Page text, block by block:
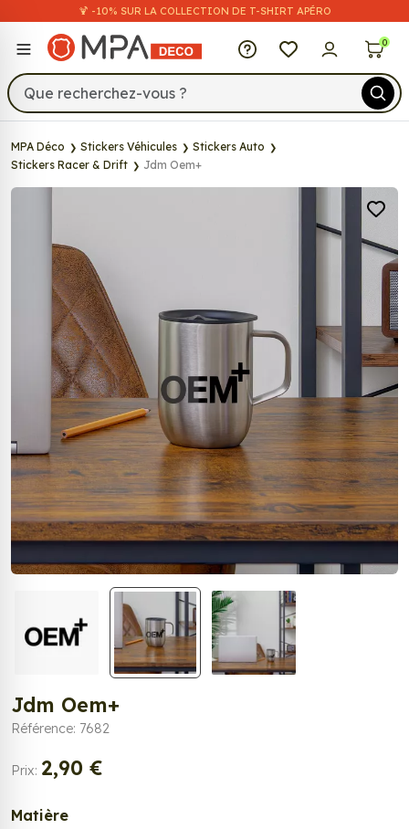
🍹 -10% SUR LA COLLECTION DE T-SHIRT APÉRO
MPA Déco 0
MPA Déco Stickers Véhicules
Stickers Auto
Stickers Racer & Drift
Jdm Oem+
Jdm Oem+
Référence: 7682
Prix: 2,90 €
Matière